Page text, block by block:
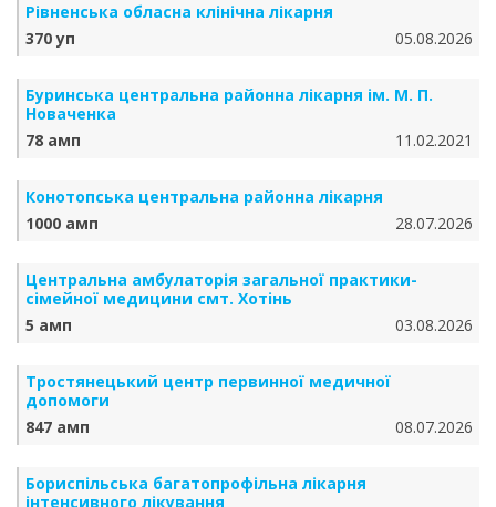
Рівненська обласна клінічна лікарня
370 уп
05.08.2026
Буринська центральна районна лікарня ім. М. П.
Новаченка
78 амп
11.02.2021
Конотопська центральна районна лікарня
1000 амп
28.07.2026
Центральна амбулаторія загальної практики-
сімейної медицини смт. Хотінь
5 амп
03.08.2026
Тростянецький центр первинної медичної
допомоги
847 амп
08.07.2026
Бориспільська багатопрофільна лікарня
інтенсивного лікування